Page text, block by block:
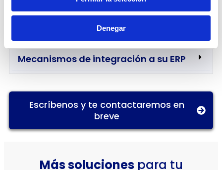
Denegar
Funcionalidades que obtienes cuando
te Integras a Edoc
Mecanismos de integración a su ERP
Escríbenos y te contactaremos en
breve
Más solucionespara tu